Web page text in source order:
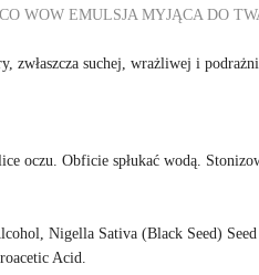
WOW EMULSJA MYJĄCA DO
zwłaszcza suchej, wrażliwej i
oczu. Obficie spłukać wodą.
Nigella Sativa (Black Seed)
Acid.